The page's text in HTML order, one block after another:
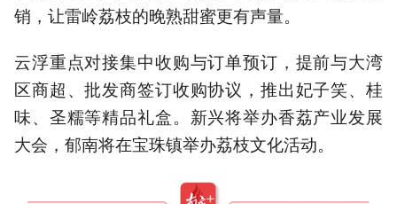
销，让雷岭荔枝的晚熟甜蜜更有声量。
云浮重点对接集中收购与订单预订，提前与大湾
区商超、批发商签订收购协议，推出妃子笑、桂
味、圣糯等精品礼盒。新兴将举办香荔产业发展
大会，郁南将在宝珠镇举办荔枝文化活动。